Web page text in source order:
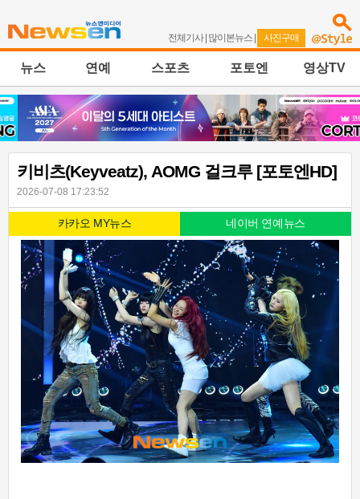
전체기사| 많이본뉴스 | 사진구매
뉴스 연예 스포츠 포토엔 영상TV
키비츠(Keyveatz), AOMG 걸크루 [포토엔HD]
2026-07-08 17:23:52
카카오 MY뉴스 네이버 연예뉴스